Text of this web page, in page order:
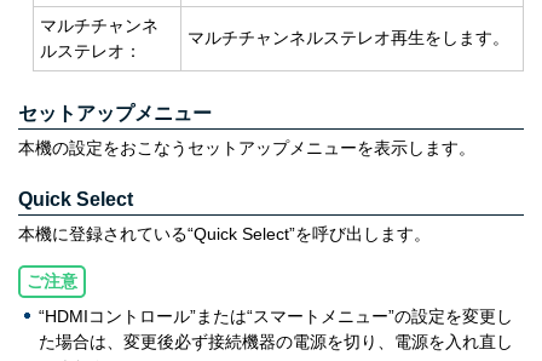
マルチチャンネ
ルステレオ：
マルチチャンネルステレオ再生をします。
セットアップメニュー
本機の設定をおこなうセットアップメニューを表示します。
Quick Select
本機に登録されている“Quick Select”を呼び出します。
ご注意
“HDMIコントロール”または“スマートメニュー”の設定を変更し
た場合は、変更後必ず接続機器の電源を切り、電源を入れ直し